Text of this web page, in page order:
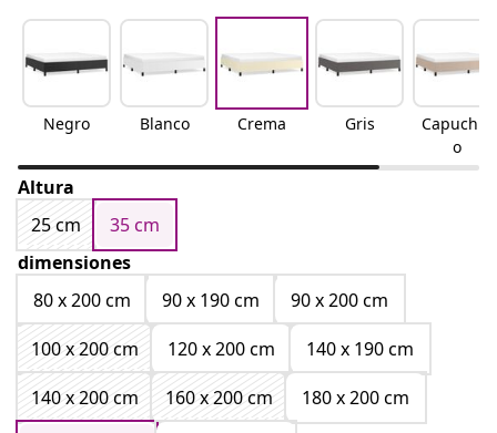
Negro Blanco Crema Gris
Capuchin
o
Altura
25 cm
35 cm
dimensiones
80 x 200 cm
90 x 190 cm
90 x 200 cm
100 x 200 cm
120 x 200 cm
140 x 190 cm
140 x 200 cm
160 x 200 cm
180 x 200 cm